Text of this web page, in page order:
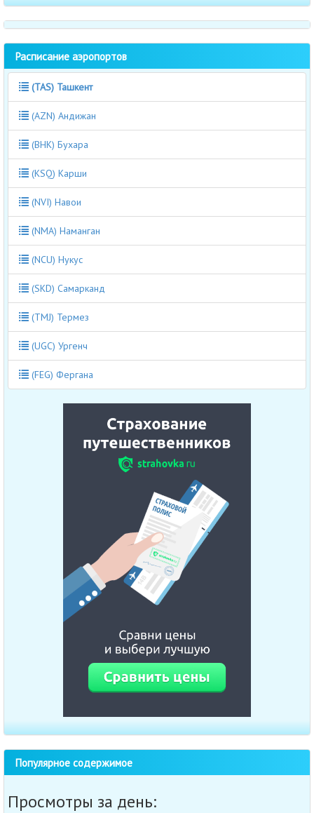
Расписание аэропортов
(TAS) Ташкент
(AZN) Андижан
(BHK) Бухара
(KSQ) Карши
(NVI) Навои
(NMA) Наманган
(NCU) Нукус
(SKD) Самарканд
(TMJ) Термез
(UGC) Ургенч
(FEG) Фергана
Популярное содержимое
Просмотры за день: